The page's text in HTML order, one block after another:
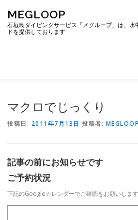
ッ
MEGLOOP
石垣島ダイビングサービス「メグループ」は、水
ドを提供しております
マクロでじっくり
投稿日: 2011年7月13日 投稿者:
記事の前にお知らせです
ご予約状況
下記のGoogleカレンダーでご確認をお願いします